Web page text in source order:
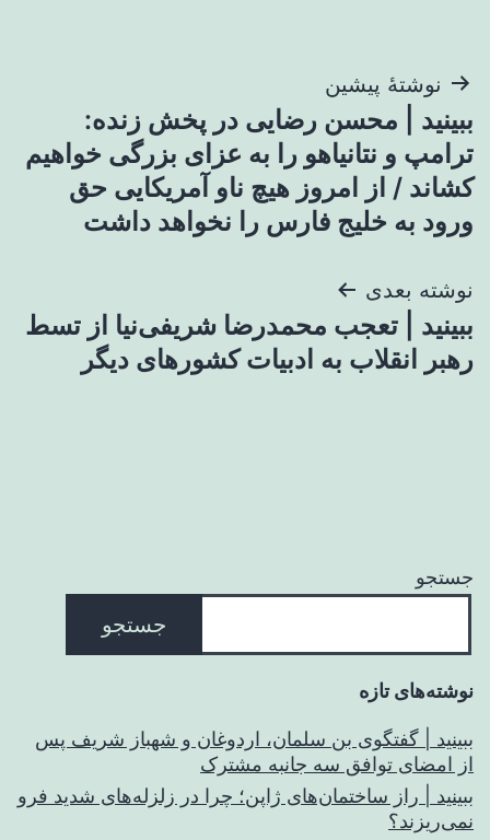
راهبری
نوشته
نوشتهٔ پیشین
ببینید | محسن رضایی در پخش زنده:
ترامپ و نتانیاهو را به عزای بزرگی خواهیم
کشاند / از امروز هیچ ناو آمریکایی حق
ورود به خلیج فارس را نخواهد داشت
نوشته بعدی
ببینید | تعجب محمدرضا شریفی‌نیا از تسط
رهبر انقلاب به ادبیات کشورهای دیگر
جستجو
جستجو
نوشته‌های تازه
ببینید | گفتگوی بن سلمان، اردوغان و شهباز شریف پس
از امضای توافق سه جانبه مشترک
ببینید | راز ساختمان‌های ژاپن؛ چرا در زلزله‌های شدید فرو
نمی‌ریزند؟